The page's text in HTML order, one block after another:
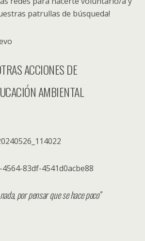
patrullas de búsqueda!
ACCIONES DE
AMBIENTAL
por pensar que se hace poco”